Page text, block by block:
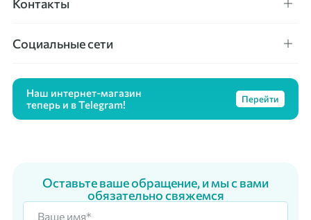
Контакты
Социальные сети
Наш интернет-магазин
теперь и в Telegram!
Перейти
Оставьте ваше обращение, и мы с вами
обязательно свяжемся